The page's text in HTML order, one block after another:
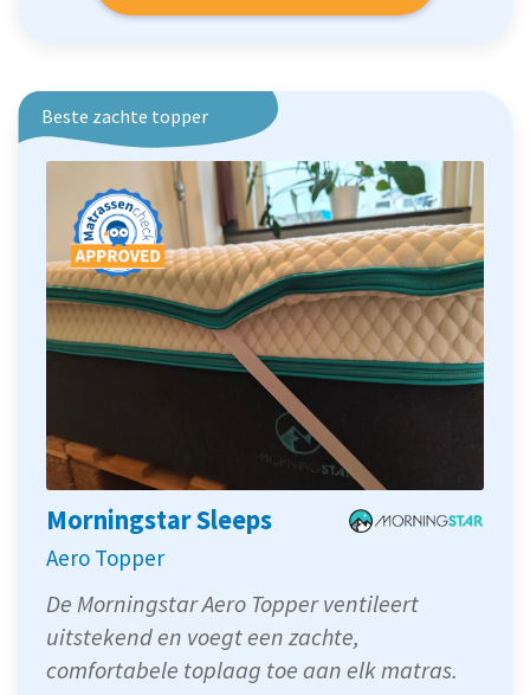
Beste zachte topper
Morningstar Sleeps
Aero Topper
De Morningstar Aero Topper ventileert
uitstekend en voegt een zachte,
comfortabele toplaag toe aan elk matras.